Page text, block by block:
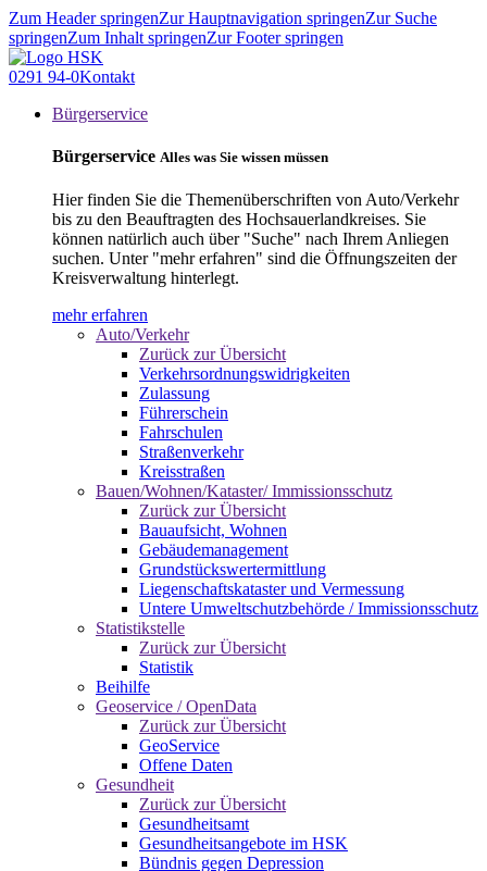
Zum Header springenZur Hauptnavigation springenZur Suche
springenZum Inhalt springenZur Footer springen
0291 94-0Kontakt
Bürgerservice
Bürgerservice Alles was Sie wissen müssen
Hier finden Sie die Themenüberschriften von Auto/Verkehr
bis zu den Beauftragten des Hochsauerlandkreises. Sie
können natürlich auch über "Suche" nach Ihrem Anliegen
suchen. Unter "mehr erfahren" sind die Öffnungszeiten der
Kreisverwaltung hinterlegt.
mehr erfahren
Auto/Verkehr
Zurück zur Übersicht
Verkehrsordnungswidrigkeiten
Zulassung
Führerschein
Fahrschulen
Straßenverkehr
Kreisstraßen
Bauen/Wohnen/Kataster/ Immissionsschutz
Zurück zur Übersicht
Bauaufsicht, Wohnen
Gebäudemanagement
Grundstückswertermittlung
Liegenschaftskataster und Vermessung
Untere Umweltschutzbehörde / Immissionsschutz
Statistikstelle
Zurück zur Übersicht
Statistik
Beihilfe
Geoservice / OpenData
Zurück zur Übersicht
GeoService
Offene Daten
Gesundheit
Zurück zur Übersicht
Gesundheitsamt
Gesundheitsangebote im HSK
Bündnis gegen Depression